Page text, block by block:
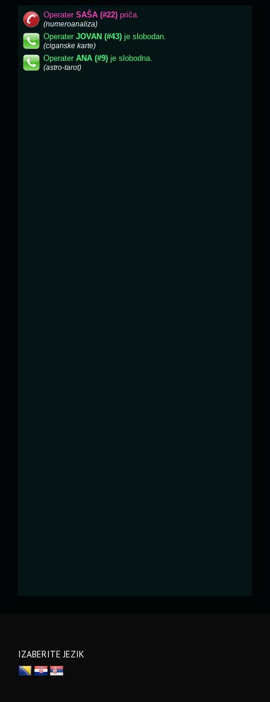
IZABERITE JEZIK